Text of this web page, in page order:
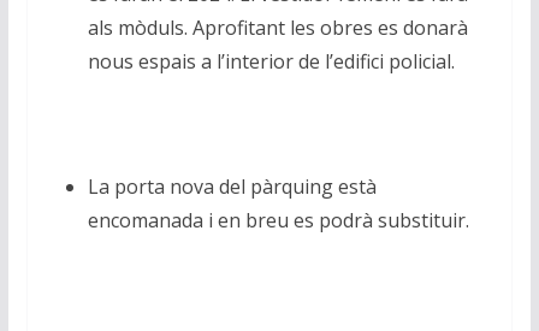
als mòduls. Aprofitant les obres es donarà
nous espais a l’interior de l’edifici policial.
La porta nova del pàrquing està
encomanada i en breu es podrà substituir.